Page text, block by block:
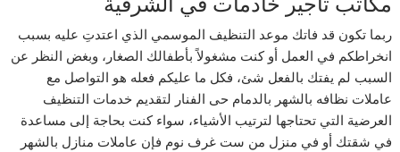
ربما تكون قد فاتك موعد التنظيف الموسمي الذي اعتدتِ عليه بسبب
انخراطكم في العمل أو كنت مشغولاً بأطفالك الصغار، وبغض النظر عن
السبب لم يفتك بالفعل شئ، فكل ما عليكم فعله هو التواصل مع
عاملات نظافه بالشهر بالدمام حى الفنار لتقديم خدمات التنظيف
العرضية التي تحتاجها لترتيب الأشياء، سواء كنت بحاجة إلى مساعدة
في شقتك أو في منزل من ست غرف نوم فإن عاملات منازل بالشهر